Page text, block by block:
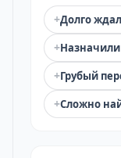
+Долго
+
+Грубый
+Сложно